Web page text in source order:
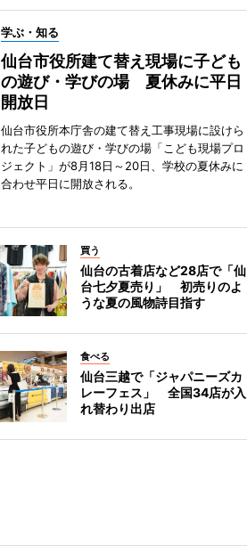
学ぶ・知る
仙台市役所建て替え現場に子ども
の遊び・学びの場 夏休みに平日
開放日
仙台市役所本庁舎の建て替え工事現場に設けら
れた子どもの遊び・学びの場「こども現場プロ
ジェクト」が8月18日～20日、学校の夏休みに
合わせ平日に開放される。
買う
仙台の古着店など28店で「仙
台七夕夏売り」 初売りのよ
うな夏の風物詩目指す
食べる
仙台三越で「ジャパニーズカ
レーフェス」 全国34店が入
れ替わり出店